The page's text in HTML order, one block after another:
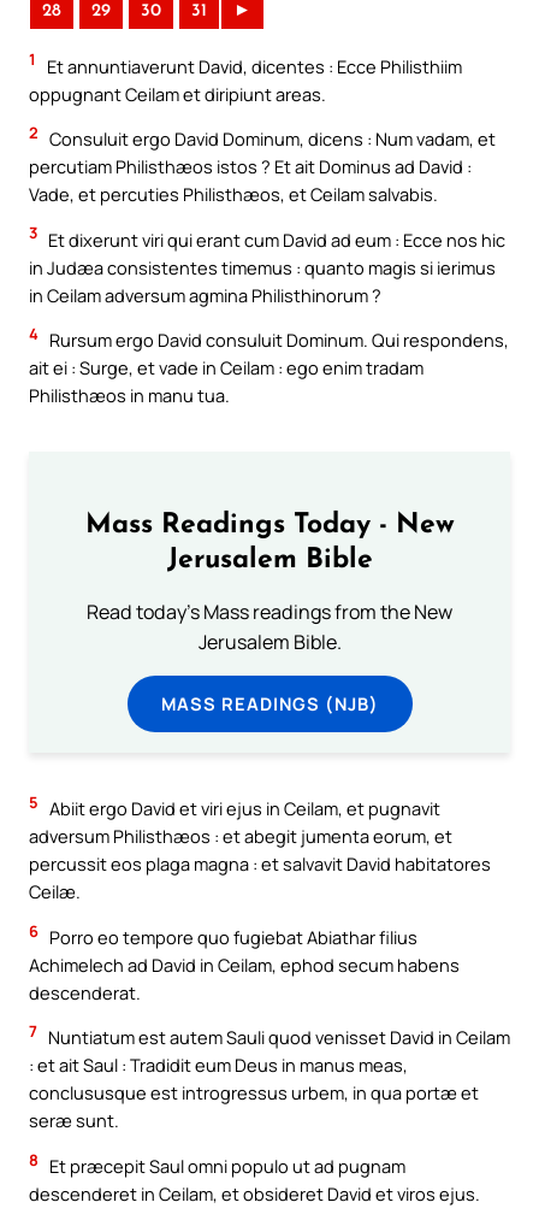
28 29 30 31 ►
1
Et annuntiaverunt David, dicentes : Ecce Philisthiim
oppugnant Ceilam et diripiunt areas.
2 Consuluit ergo David Dominum, dicens : Num vadam, et
percutiam Philisthæos istos ? Et ait Dominus ad David :
Vade, et percuties Philisthæos, et Ceilam salvabis.
3 Et dixerunt viri qui erant cum David ad eum : Ecce nos hic
in Judæa consistentes timemus : quanto magis si ierimus
in Ceilam adversum agmina Philisthinorum ?
4 Rursum ergo David consuluit Dominum. Qui respondens,
ait ei : Surge, et vade in Ceilam : ego enim tradam
Philisthæos in manu tua.
Mass Readings Today - New
Jerusalem Bible
Read today's Mass readings from the New
Jerusalem Bible.
MASS READINGS (NJB)
5 Abiit ergo David et viri ejus in Ceilam, et pugnavit
adversum Philisthæos : et abegit jumenta eorum, et
percussit eos plaga magna : et salvavit David habitatores
Ceilæ.
6 Porro eo tempore quo fugiebat Abiathar filius
Achimelech ad David in Ceilam, ephod secum habens
descenderat.
7 Nuntiatum est autem Sauli quod venisset David in Ceilam
: et ait Saul : Tradidit eum Deus in manus meas,
conclususque est introgressus urbem, in qua portæ et
seræ sunt.
8
Et præcepit Saul omni populo ut ad pugnam
descenderet in Ceilam, et obsideret David et viros ejus.